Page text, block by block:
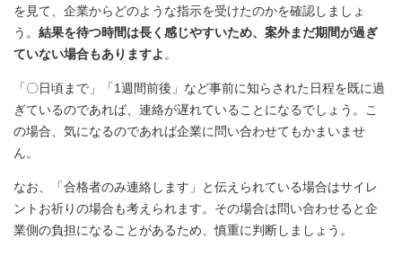
を見て、企業からどのような指示を受けたのかを確認しましょ
う。 結果を待つ時間は長く感じやすいため、案外まだ期間が過ぎ
ていない場合もありますよ。
「〇日頃まで」「1週間前後」など事前に知らされた日程を既に過
ぎているのであれば、連絡が遅れていることになるでしょう。こ
の場合、気になるのであれば企業に問い合わせてもかまいませ
ん。
なお、「合格者のみ連絡します」と伝えられている場合はサイレ
ントお祈りの場合も考えられます。その場合は問い合わせると企
業側の負担になることがあるため、慎重に判断しましょう。